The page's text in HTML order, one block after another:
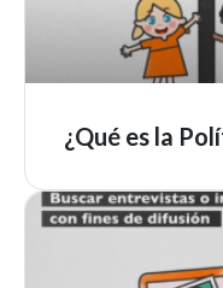
¿Qué es la